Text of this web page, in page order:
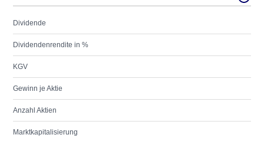
Dividende
Dividendenrendite in %
KGV
Gewinn je Aktie
Anzahl Aktien
Marktkapitalisierung